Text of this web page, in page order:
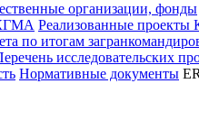
организации, фонды
Реализованные
по итогам
исследовательских
Нормативные документы